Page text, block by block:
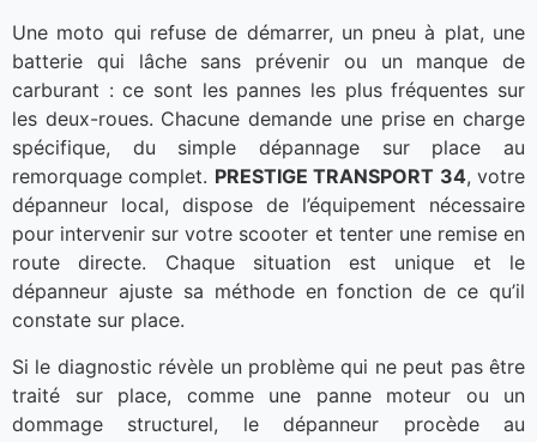
Une moto qui refuse de démarrer, un pneu à plat, une
batterie qui lâche sans prévenir ou un manque de
carburant : ce sont les pannes les plus fréquentes sur
les deux-roues. Chacune demande une prise en charge
spécifique, du simple dépannage sur place au
remorquage complet. PRESTIGE TRANSPORT 34, votre
dépanneur local, dispose de l’équipement nécessaire
pour intervenir sur votre scooter et tenter une remise en
route directe. Chaque situation est unique et le
dépanneur ajuste sa méthode en fonction de ce qu’il
constate sur place.
Si le diagnostic révèle un problème qui ne peut pas être
traité sur place, comme une panne moteur ou un
dommage structurel, le dépanneur procède au